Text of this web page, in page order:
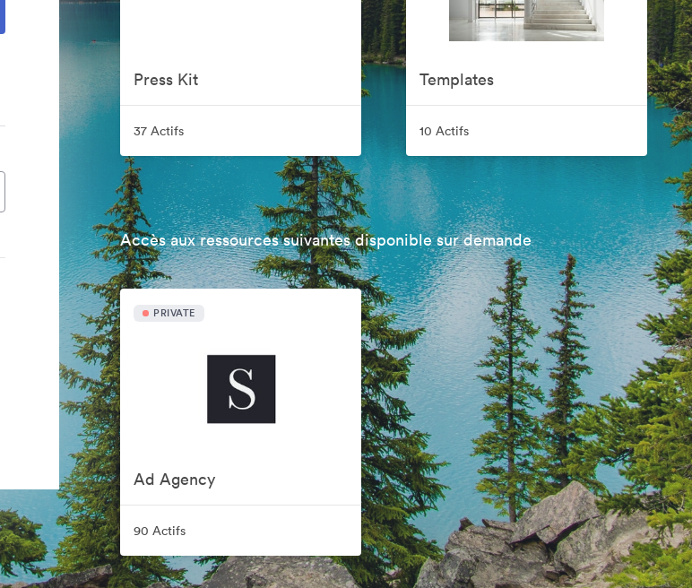
Press Kit
37 Actifs
Templates
10 Actifs
Accès aux ressources suivantes disponible sur demande
PRIVATE
Ad Agency
90 Actifs